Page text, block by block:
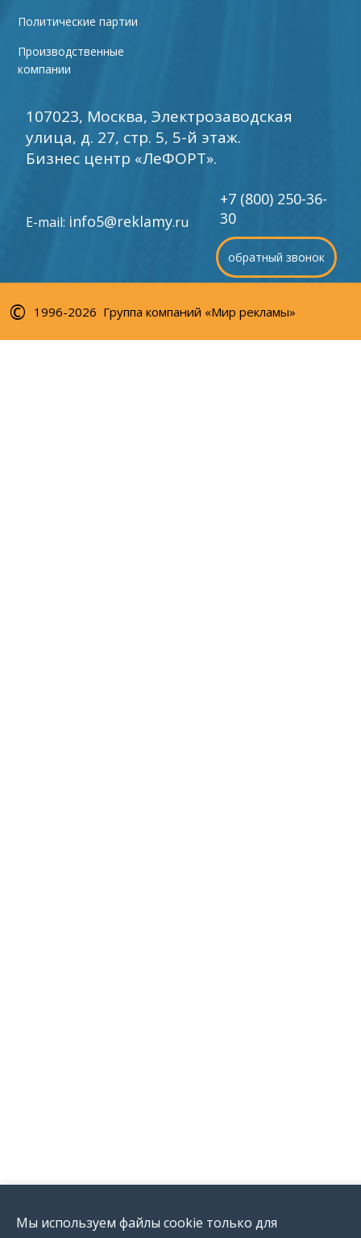
Политические партии
Производственные
компании
107023, Москва, Электрозаводская
улица, д. 27, стр. 5, 5-й этаж.
Бизнес центр «ЛеФОРТ».
E-mail: info5@reklamy.ru
обратный звонок
+7 (800) 250-36-
30
© 1996-2026 Группа компаний «Мир рекламы»
Мы используем файлы cookie только для